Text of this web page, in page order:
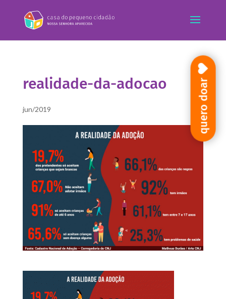
realidade-da-adocao
jun/2019 quero doar